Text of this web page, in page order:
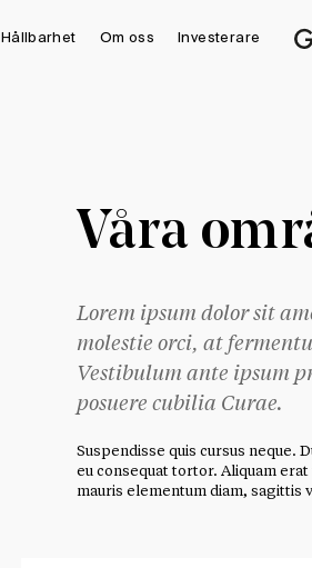
Hållbarhet Om oss Investerare
Våra
Lorem ipsum dolor sit
molestie orci, at
Vestibulum ante ipsum
posuere cubilia Curae.
Suspendisse quis cursus neque.
eu consequat tortor. Aliquam
mauris elementum diam, sagittis